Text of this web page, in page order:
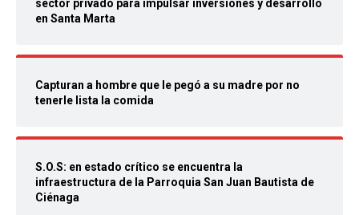
sector privado para impulsar inversiones y desarrollo
en Santa Marta
Capturan a hombre que le pegó a su madre por no
tenerle lista la comida
S.O.S: en estado crítico se encuentra la
infraestructura de la Parroquia San Juan Bautista de
Ciénaga